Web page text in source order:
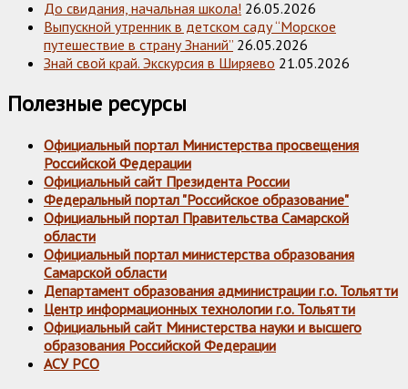
До свидания, начальная школа! 26.05.2026
Выпускной утренник в детском саду “Морское
путешествие в страну Знаний” 26.05.2026
Знай свой край. Экскурсия в Ширяево 21.05.2026
Полезные ресурсы
Официальный портал Министерства просвещения
Российской Федерации
Официальный сайт Президента России
Федеральный портал "Российское образование"
Официальный портал Правительства Самарской
области
Официальный портал министерства образования
Самарской области
Департамент образования администрации г.о. Тольятти
Центр информационных технологии г.о. Тольятти
Официальный сайт Министерства науки и высшего
образования Российской Федерации
АСУ РСО